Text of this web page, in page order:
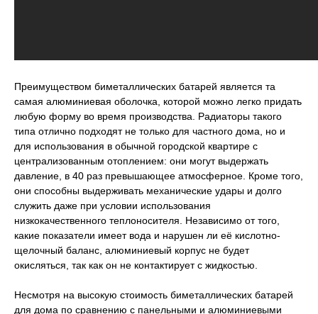
Преимуществом биметаллических батарей является та
самая алюминиевая оболочка, которой можно легко придать
любую форму во время производства. Радиаторы такого
типа отлично подходят не только для частного дома, но и
для использования в обычной городской квартире с
централизованным отоплением: они могут выдержать
давление, в 40 раз превышающее атмосферное. Кроме того,
они способны выдерживать механические удары и долго
служить даже при условии использования
низкокачественного теплоносителя. Независимо от того,
какие показатели имеет вода и нарушен ли её кислотно-
щелочный баланс, алюминиевый корпус не будет
окисляться, так как он не контактирует с жидкостью.
Несмотря на высокую стоимость биметаллических батарей
для дома по сравнению с панельными и алюминиевыми